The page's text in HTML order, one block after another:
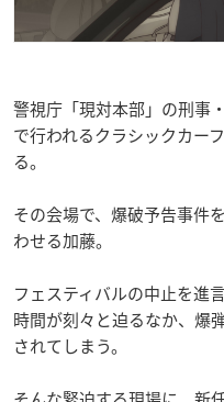
警視庁「現対本部」の刑事
で行われるクラシックカー
る。
その会場で、爆破予告事件
わせる加藤。
フェスティバルの中止を進
時間が刻々と迫るなか、爆
されてしまう。